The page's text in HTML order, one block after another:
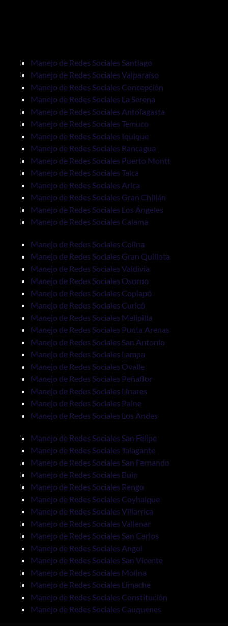
Manejo de Redes Sociales Santiago
Manejo de Redes Sociales Valparaíso
Manejo de Redes Sociales Concepción
Manejo de Redes Sociales La Serena
Manejo de Redes Sociales Antofagasta
Manejo de Redes Sociales Temuco
Manejo de Redes Sociales Iquique
Manejo de Redes Sociales Rancagua
Manejo de Redes Sociales Puerto Montt
Manejo de Redes Sociales Talca
Manejo de Redes Sociales Arica
Manejo de Redes Sociales Gran Chillán
Manejo de Redes Sociales Los Ángeles
Manejo de Redes Sociales Calama
Manejo de Redes Sociales Colina
Manejo de Redes Sociales Gran Quillota
Manejo de Redes Sociales Valdivia
Manejo de Redes Sociales Osorno
Manejo de Redes Sociales Copiapó
Manejo de Redes Sociales Curicó
Manejo de Redes Sociales Melipilla
Manejo de Redes Sociales Punta Arenas
Manejo de Redes Sociales San Antonio
Manejo de Redes Sociales Lampa
Manejo de Redes Sociales Ovalle
Manejo de Redes Sociales Peñaflor
Manejo de Redes Sociales Linares
Manejo de Redes Sociales Paine
Manejo de Redes Sociales Los Andes
Manejo de Redes Sociales San Felipe
Manejo de Redes Sociales Talagante
Manejo de Redes Sociales San Fernando
Manejo de Redes Sociales Buin
Manejo de Redes Sociales Rengo
Manejo de Redes Sociales Coyhaique
Manejo de Redes Sociales Villarrica
Manejo de Redes Sociales Vallenar
Manejo de Redes Sociales San Carlos
Manejo de Redes Sociales Angol
Manejo de Redes Sociales San Vicente
Manejo de Redes Sociales Molina
Manejo de Redes Sociales Limache
Manejo de Redes Sociales Constitución
Manejo de Redes Sociales Cauquenes